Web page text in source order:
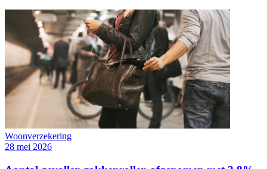
Woonverzekering
28 mei 2026